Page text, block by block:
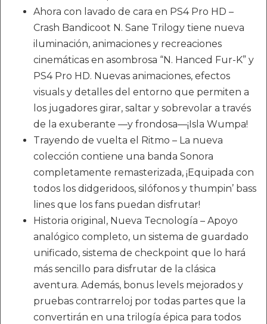
Ahora con lavado de cara en PS4 Pro HD –
Crash Bandicoot N. Sane Trilogy tiene nueva
iluminación, animaciones y recreaciones
cinemáticas en asombrosa “N. Hanced Fur-K” y
PS4 Pro HD. Nuevas animaciones, efectos
visuals y detalles del entorno que permiten a
los jugadores girar, saltar y sobrevolar a través
de la exuberante —y frondosa—¡Isla Wumpa!
Trayendo de vuelta el Ritmo – La nueva
colección contiene una banda Sonora
completamente remasterizada, ¡Equipada con
todos los didgeridoos, silófonos y thumpin’ bass
lines que los fans puedan disfrutar!
Historia original, Nueva Tecnología – Apoyo
analógico completo, un sistema de guardado
unificado, sistema de checkpoint que lo hará
más sencillo para disfrutar de la clásica
aventura. Además, bonus levels mejorados y
pruebas contrarreloj por todas partes que la
convertirán en una trilogía épica para todos